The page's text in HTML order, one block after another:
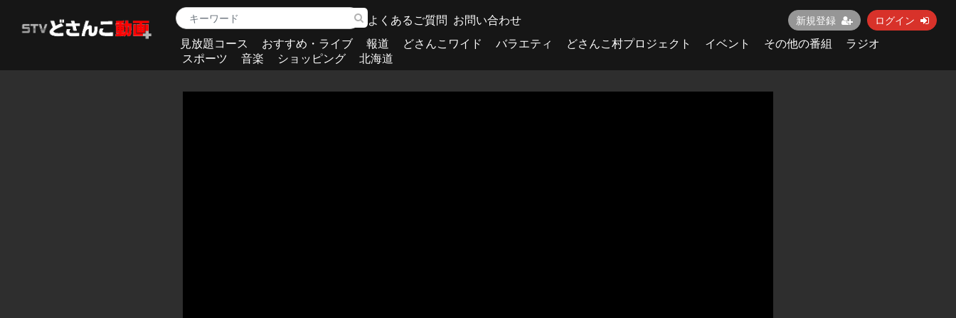
よくあるご質問 お問い合わせ 新規登録 ログイン
見放題コース おすすめ・ライブ 報道 どさんこワイド バラエティ どさんこ村プロジェクト イベント その他の番組
ラジオ
スポーツ
音楽 ショッピング 北海道